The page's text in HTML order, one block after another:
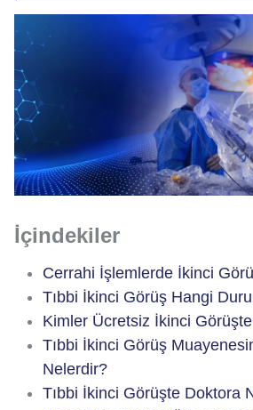
İçindekiler
Cerrahi İşlemlerde İkinci
Tıbbi İkinci Görüş Hangi
Kimler Ücretsiz İkinci
Tıbbi İkinci Görüş
Nelerdir?
Tıbbi İkinci Görüşte Doktora